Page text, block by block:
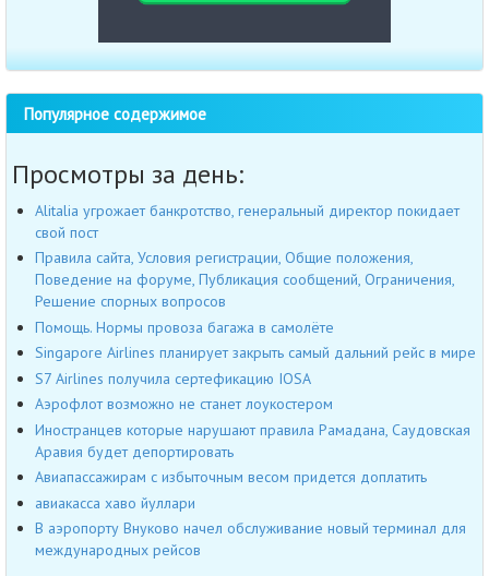
Популярное содержимое
Просмотры за день:
Alitalia угрожает банкротство, генеральный директор покидает
свой пост
Правила сайта, Условия регистрации, Общие положения,
Поведение на форуме, Публикация сообщений, Ограничения,
Решение спорных вопросов
Помощь. Нормы провоза багажа в самолёте
Singapore Airlines планирует закрыть самый дальний рейс в мире
S7 Airlines получила сертефикацию IOSA
Аэрофлот возможно не станет лоукостером
Иностранцев которые нарушают правила Рамадана, Саудовская
Аравия будет депортировать
Авиапассажирам с избыточным весом придется доплатить
авиакасса хаво йуллари
В аэропорту Внуково начел обслуживание новый терминал для
международных рейсов